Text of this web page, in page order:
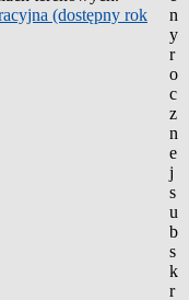
(dostępny rok
n
y
r
o
c
z
n
e
j
s
u
b
s
k
r